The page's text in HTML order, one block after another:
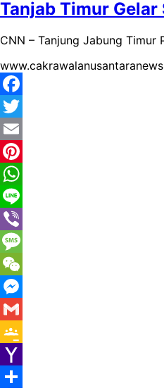
Tanjab Timur Gelar
CNN – Tanjung Jabung Timur
Facebook
Twitter
Email
Pinterest
WhatsApp
Line
Viber
Message
WeChat
Messenger
Gmail
Google
Classroom
Yahoo